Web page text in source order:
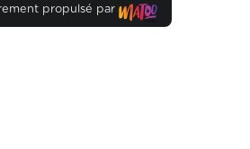
propulsé par